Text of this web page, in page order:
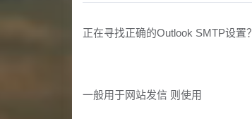
正在寻找正确的Outlook SMTP设置？
一般用于网站发信 则使用